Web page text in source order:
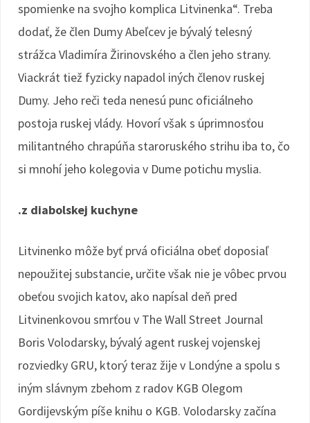
spomienke na svojho komplica Litvinenka“. Treba
dodať, že člen Dumy Abeľcev je bývalý telesný
strážca Vladimíra Žirinovského a člen jeho strany.
Viackrát tiež fyzicky napadol iných členov ruskej
Dumy. Jeho reči teda nenesú punc oficiálneho
postoja ruskej vlády. Hovorí však s úprimnosťou
militantného chrapúňa staroruského strihu iba to, čo
si mnohí jeho kolegovia v Dume potichu myslia.
.z diabolskej kuchyne
Litvinenko môže byť prvá oficiálna obeť doposiaľ
nepoužitej substancie, určite však nie je vôbec prvou
obeťou svojich katov, ako napísal deň pred
Litvinenkovou smrťou v The Wall Street Journal
Boris Volodarsky, bývalý agent ruskej vojenskej
rozviedky GRU, ktorý teraz žije v Londýne a spolu s
iným slávnym zbehom z radov KGB Olegom
Gordijevským píše knihu o KGB. Volodarsky začína